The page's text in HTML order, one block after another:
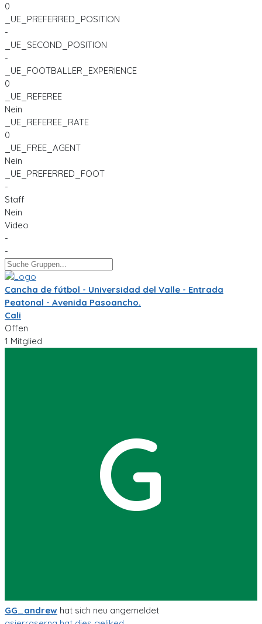
0
_UE_PREFERRED_POSITION
-
_UE_SECOND_POSITION
-
_UE_FOOTBALLER_EXPERIENCE
0
_UE_REFEREE
Nein
_UE_REFEREE_RATE
0
_UE_FREE_AGENT
Nein
_UE_PREFERRED_FOOT
-
Staff
Nein
Video
-
-
Cancha de fútbol - Universidad del Valle - Entrada
Peatonal - Avenida Pasoancho.
Cali
Offen
1 Mitglied
G
GG_andrew hat sich neu angemeldet